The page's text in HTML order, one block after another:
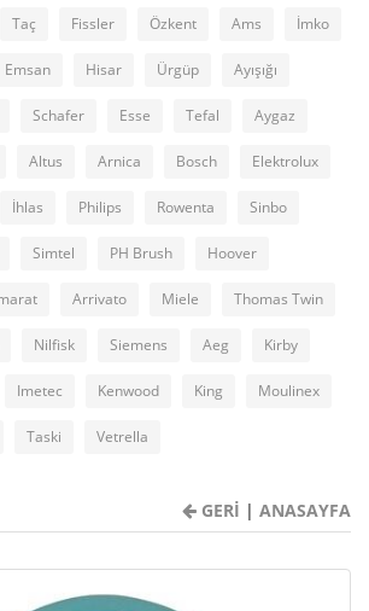
Taç Fissler Özkent Ams İmko
Emsan Hisar Ürgüp Ayışığı
Schafer Esse Tefal Aygaz
Altus Arnica Bosch Elektrolux
İhlas Philips Rowenta Sinbo
Simtel PH Brush Hoover
Arrivato Miele Thomas Twin
Nilfisk Siemens Aeg Kirby
Imetec Kenwood King Moulinex
Taski Vetrella
GERİ | ANASAYFA